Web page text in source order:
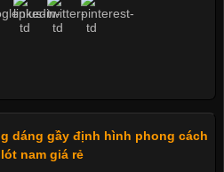
dáng gầy định hình phong cách
nam giá rẻ